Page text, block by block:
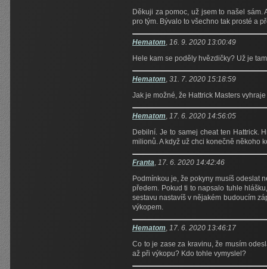
Děkuji za pomoc, už jsem to našel
pro tým. Bývalo to všechno tak prosté a
Hematom, 16. 9. 2020 13:00:49
Hele kam se poděly hvězdičky? Už je
Hematom, 31. 7. 2020 15:18:59
Jak je možné, že Hattrick Masters
Hematom, 17. 6. 2020 14:56:05
Debilní. Je to samej cheat ten Hattrick.
milionů. A když už chci konečně někoho
Franta, 17. 6. 2020 14:42:46
Podmínkou je, že pokyny musíš odeslat
předem. Pokud ti to napsalo tuhle
sestavu nastavíš v nějakém budoucím
výkopem.
Hematom, 17. 6. 2020 13:46:17
Co to je zase za kravinu, že musím
až při výkopu? Kdo tohle vymyslel?